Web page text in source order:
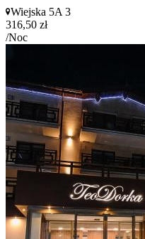
Wiejska 5A 3
316,50 zł
/Noc